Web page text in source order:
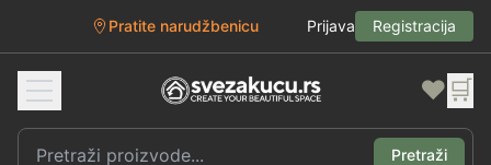
Pratite narudžbenicu Prijava Registracija
❤️ 🛒
Pretraži